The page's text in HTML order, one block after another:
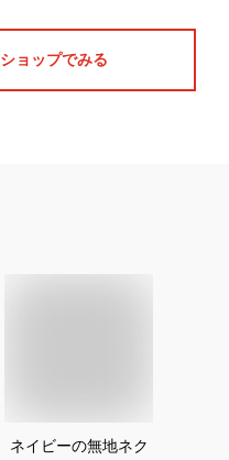
ショップでみる
ネイビーの無地ネク